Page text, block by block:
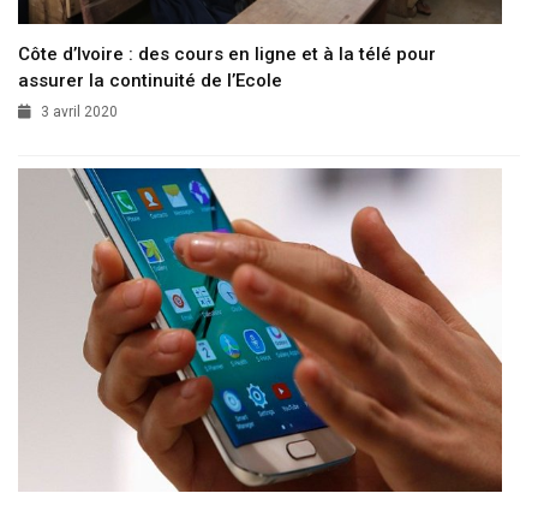
Côte d’Ivoire : des cours en ligne et à la télé pour
assurer la continuité de l’Ecole
3 avril 2020